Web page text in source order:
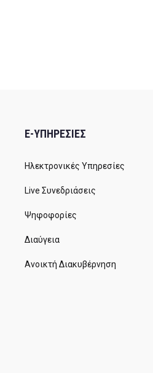
E-ΥΠΗΡΕΣΙΕΣ
Ηλεκτρονικές Υπηρεσίες
Live Συνεδριάσεις
Ψηφοφορίες
Διαύγεια
Ανοικτή Διακυβέρνηση